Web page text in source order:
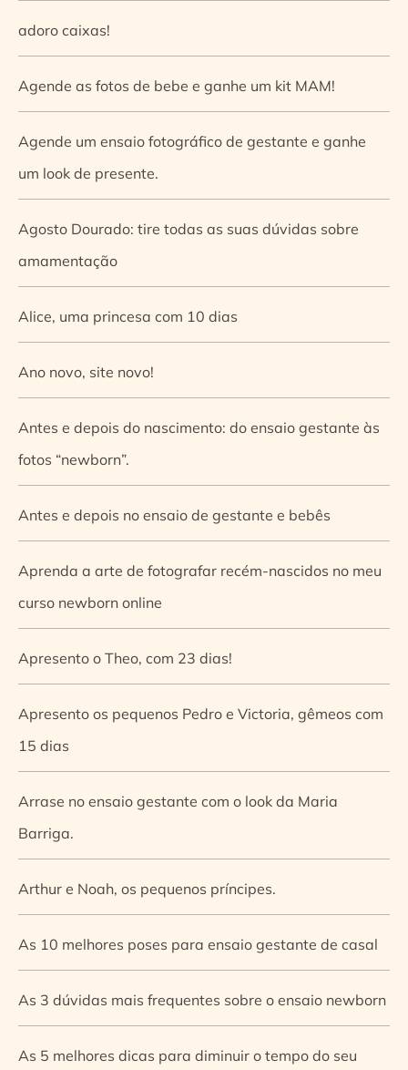
adoro caixas!
Agende as fotos de bebe e ganhe um kit MAM!
Agende um ensaio fotográfico de gestante e ganhe
um look de presente.
Agosto Dourado: tire todas as suas dúvidas sobre
amamentação
Alice, uma princesa com 10 dias
Ano novo, site novo!
Antes e depois do nascimento: do ensaio gestante às
fotos “newborn”.
Antes e depois no ensaio de gestante e bebês
Aprenda a arte de fotografar recém-nascidos no meu
curso newborn online
Apresento o Theo, com 23 dias!
Apresento os pequenos Pedro e Victoria, gêmeos com
15 dias
Arrase no ensaio gestante com o look da Maria
Barriga.
Arthur e Noah, os pequenos príncipes.
As 10 melhores poses para ensaio gestante de casal
As 3 dúvidas mais frequentes sobre o ensaio newborn
As 5 melhores dicas para diminuir o tempo do seu